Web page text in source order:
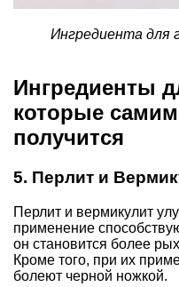
Ингредиента для
Ингредиенты
которые самим
получится
5. Перлит и
Перлит и вермикулит
применение
он становится более
Кроме того, при их
болеют черной ножкой.